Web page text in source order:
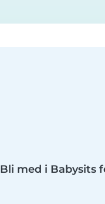
Bli med i Babysits